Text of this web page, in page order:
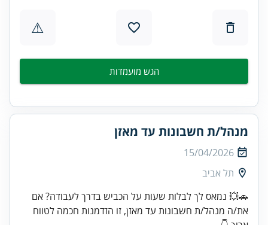
⚠
הגש מועמדות
מנהל/ת חשבונות עד מאזן
15/04/2026
תל אביב
🚗💥 נמאס לך לבלות שעות על הכביש בדרך לעבודה? אם
את/ה מנהל/ת חשבונות עד מאזן, זו הזדמנות חכמה לטווח